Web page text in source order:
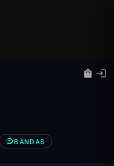
BANDAS
shopping_bag login